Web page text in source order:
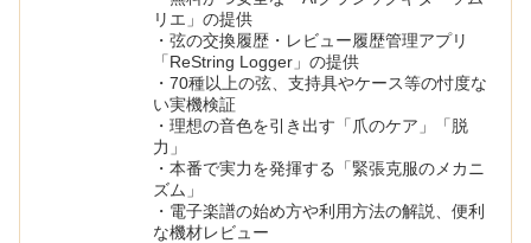
リエ」の提供
・弦の交換履歴・レビュー履歴管理アプリ
「ReString Logger」の提供
・70種以上の弦、支持具やケース等の忖度な
い実機検証
・理想の音色を引き出す「爪のケア」「脱
力」
・本番で実力を発揮する「緊張克服のメカニ
ズム」
・電子楽譜の始め方や利用方法の解説、便利
な機材レビュー